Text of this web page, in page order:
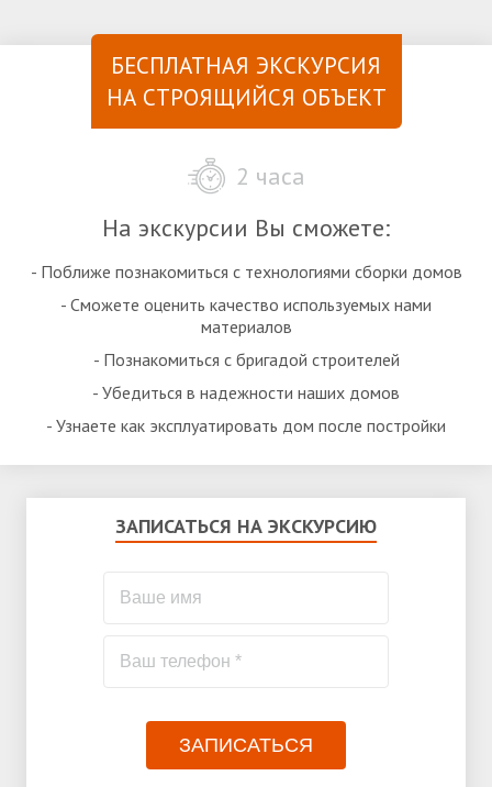
БЕСПЛАТНАЯ ЭКСКУРСИЯ
НА СТРОЯЩИЙСЯ ОБЪЕКТ
2 часа
На экскурсии Вы сможете:
- Поближе познакомиться с технологиями сборки домов
- Сможете оценить качество используемых нами
материалов
- Познакомиться с бригадой строителей
- Убедиться в надежности наших домов
- Узнаете как эксплуатировать дом после постройки
ЗАПИСАТЬСЯ НА ЭКСКУРСИЮ
ЗАПИСАТЬСЯ